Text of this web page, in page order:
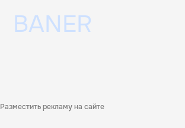
Разместить рекламу на сайте